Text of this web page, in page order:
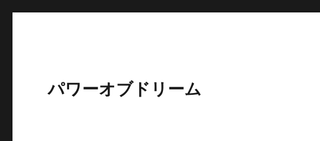
パワーオブドリーム